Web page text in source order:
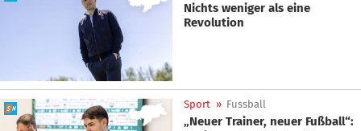
Nichts weniger als eine
Revolution
Sport » Fussball
„Neuer Trainer, neuer Fußball“: